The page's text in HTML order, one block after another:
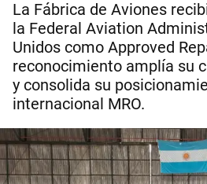
La Fábrica de Aviones
la Federal Aviation
Unidos como Approved
reconocimiento amplía su
y consolida su
internacional MRO.